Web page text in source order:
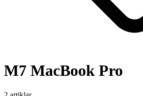
M7 MacBook Pro